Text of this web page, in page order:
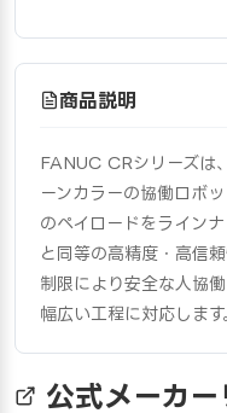
商品説明
FANUC CRシリーズは
ーンカラーの協働ロボ
のペイロードをライン
と同等の高精度・高信
制限により安全な人協
幅広い工程に対応します
公式メーカー